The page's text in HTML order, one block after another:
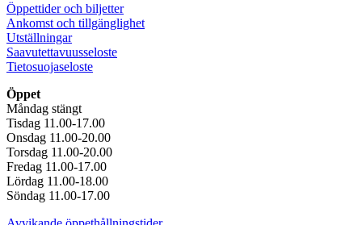
Öppettider och biljetter
Ankomst och tillgänglighet
Utställningar
Saavutettavuusseloste
Tietosuojaseloste
Öppet
Måndag stängt
Tisdag 11.00-17.00
Onsdag 11.00-20.00
Torsdag 11.00-20.00
Fredag 11.00-17.00
Lördag 11.00-18.00
Söndag 11.00-17.00